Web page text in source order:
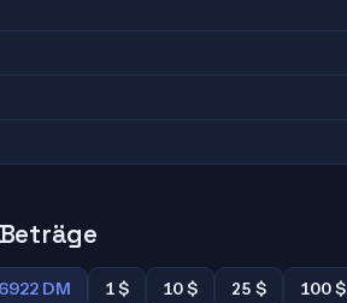
DM 1 $ 10 $ 25 $ 100 $